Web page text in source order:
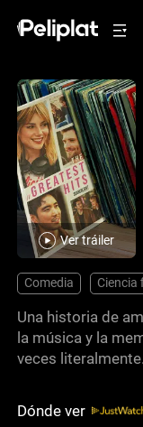
Ver tráiler
Comedia Ciencia
Una historia de
la música y la
veces literalmente.
Dónde ver